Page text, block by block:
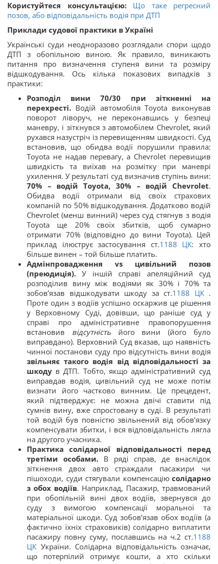
Користуйтеся консультацією: Що таке регресний
позов, або відповідальність водія при ДТП
Приклади судової практики в Україні
Українські суди неодноразово розглядали спори щодо
ДТП з обопільною виною. Як правило, виникають
питання про визначення ступеня вини та розміру
відшкодування. Ось кілька показових випадків з
практики:
Розподіл вини 70/30 при зіткненні на
перехресті. Водій автомобіля Toyota виконував
поворот ліворуч, не переконавшись у безпеці
маневру, і зіткнувся з автомобілем Chevrolet, який
рухався назустріч із перевищенням швидкості. Суд
встановив, що обидва водії порушили правила:
Toyota не надав перевагу, а Chevrolet перевищив
швидкість та виїхав на розмітку при маневрі
ухилення. У результаті суд визначив ступінь вини:
70% – водій Toyota, 30% – водій Chevrolet​.
Обидва водії отримали від своїх страхових
компаній по 50% відшкодування. Додатково водій
Chevrolet (менш винний) через суд стягнув з водія
Toyota ще 20% своїх збитків, щоб сумарно
отримати 70% (відповідно до вини Toyota). Цей
приклад ілюструє застосування ст.1188 ЦК: хто
більше винен – той більше платить.
Адмінпровадження vs цивільний позов
(преюдиція). У іншій справі апеляційний суд
розподілив вину між водіями як 30% і 70% та
зобов’язав відшкодувати шкоду за ст.1188 ЦК​ .
Проте один з водіїв успішно оскаржив це рішення
у Верховному Суді, довівши, що раніше суд у
справі про адміністративне правопорушення
встановив відсутністьйого вини (його було
виправдано). Верховний Суд вказав, що наявність
чинної постанови суду про відсутність вини водія
звільняє такого водія від відповідальності за
шкоду в ДТП​. Тобто, якщо адміністративний суд
виправдав водія, цивільний суд не може потім
визнати його частково винним. Це прецедент,
який підтверджує: не можна двічі ставити під
сумнів вину, вже спростовану в суді. В результаті
той водій був повністю звільнений від обов’язку
компенсувати збитки, і вся відповідальність лягла
на другого учасника.
Практика солідарної відповідальності перед
третіми особами. В ряді справ, де внаслідок
зіткнення двох авто страждали пасажири чи
пішоходи, суди стягували компенсацію солідарно
з обох водіїв. Наприклад, Пасажир, травмований
при обопільній вині двох водіїв, звернувся до
суду з вимогою компенсації моральної та
матеріальної шкоди. Суд зобов’язав обох водіїв (а
фактично їхніх страховиків) солідарно виплатити
пасажиру повну суму, пославшись на ч.2 ст.1188
ЦК України. Солідарна відповідальність означає,
що потерпілий отримує кошти, а хто скільки